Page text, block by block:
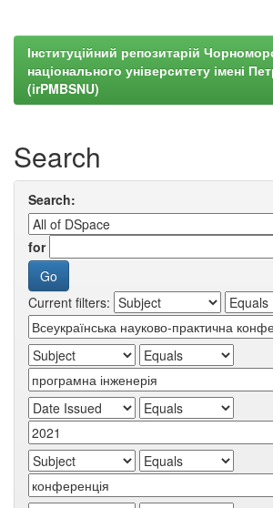
Інституційний репозитарій
національного університету імені
(irPMBSNU)
Search
Search:
for
Current filters: